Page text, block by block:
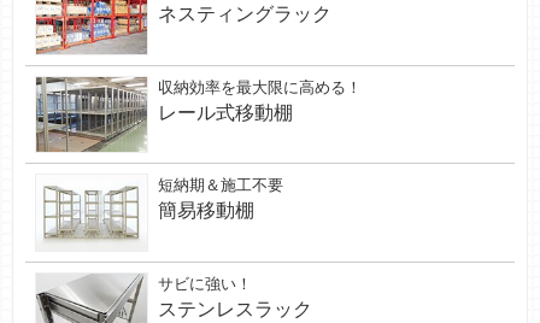
ネスティングラック
収納効率を最大限に高める！
レール式移動棚
短納期＆施工不要
簡易移動棚
サビに強い！
ステンレスラック